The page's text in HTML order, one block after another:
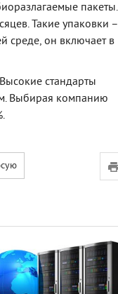
пакеты.
Такие упаковки –
среде, он включает в
стандарты
Выбирая компанию